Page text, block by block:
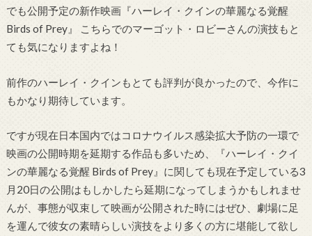
でも公開予定の新作映画『ハーレイ・クインの華麗なる覚醒
Birds of Prey』 こちらでのマーゴット・ロビーさんの演技もと
ても気になりますよね！
前作のハーレイ・クインもとても評判が良かったので、今作に
もかなり期待しています。
ですが現在日本国内ではコロナウイルス感染拡大予防の一環で
映画の公開時期を延期する作品も多いため、『ハーレイ・クイ
ンの華麗なる覚醒 Birds of Prey』に関しても現在予定している3
月20日の公開はもしかしたら延期になってしまうかもしれませ
んが、事態が収束して映画が公開された時にはぜひ、劇場に足
を運んで彼女の素晴らしい演技をより多くの方に堪能して欲し